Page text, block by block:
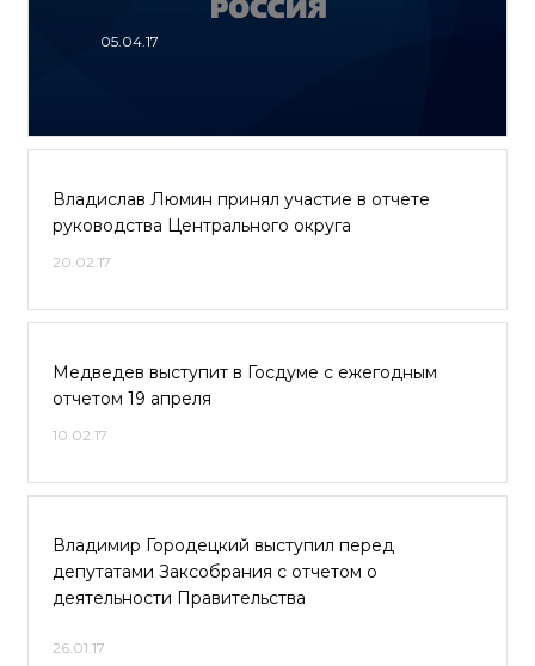
05.04.17
Владислав Люмин принял участие в отчете
руководства Центрального округа
20.02.17
Медведев выступит в Госдуме с ежегодным
отчетом 19 апреля
10.02.17
Владимир Городецкий выступил перед
депутатами Заксобрания с отчетом о
деятельности Правительства
26.01.17